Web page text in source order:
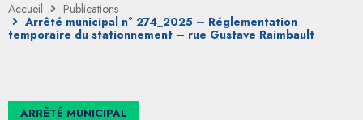
Accueil
Publications
Arrêté municipal n° 274_2025 – Réglementation
temporaire du stationnement – rue Gustave Raimbault
ARRÊTÉ MUNICIPAL